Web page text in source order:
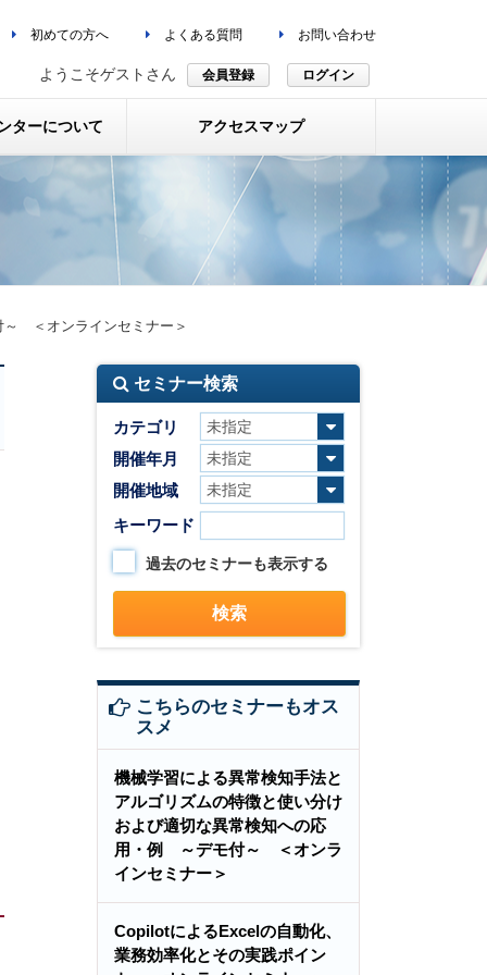
初めての方へ よくある質問 お問い合わせ
ようこそゲストさん 会員登録 ログイン
ターについて アクセスマップ
～ ＜オンラインセミナー＞
セミナー検索
カテゴリ
開催年月
開催地域
キーワード
過去のセミナーも表示する
こちらのセミナーもオス
スメ
機械学習による異常検知手法と
アルゴリズムの特徴と使い分け
および適切な異常検知への応
用・例 ～デモ付～ ＜オンラ
インセミナー＞
CopilotによるExcelの自動化、
業務効率化とその実践ポイン